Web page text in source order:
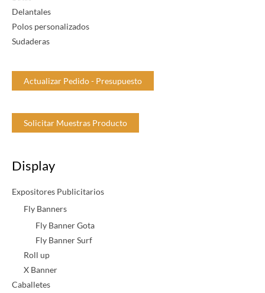
d
Delantales
Polos personalizados
Sudaderas
Actualizar Pedido - Presupuesto
Solicitar Muestras Producto
Display
Expositores Publicitarios
Fly Banners
Fly Banner Gota
Fly Banner Surf
Roll up
X Banner
Caballetes